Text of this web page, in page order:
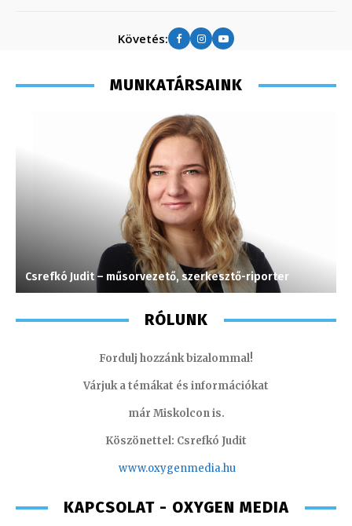
Követés:
MUNKATÁRSAINK
Csrefkó Judit – műsorvezető, szerkesztő-riporter
RÓLUNK
Fordulj hozzánk bizalommal!
Várjuk a témákat és információkat
már Miskolcon is.
Köszönettel: Csrefkó Judit
www.oxygenmedia.hu
KAPCSOLAT - OXYGEN MEDIA